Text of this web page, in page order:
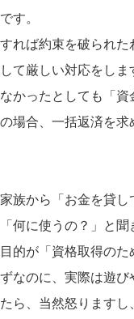
す。
れば約束を破られた
て厳しい対応をしま
かったとしても「資
場合、一括返済を求
族から「お金を貸し
何に使うの？」と聞
的が「資格取得のた
なのに、実際は遊び
ら、当然怒りますし